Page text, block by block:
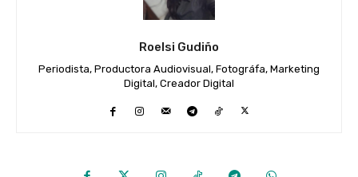
Roelsi Gudiño
Periodista, Productora Audiovisual, Fotográfa, Marketing
Digital, Creador Digital